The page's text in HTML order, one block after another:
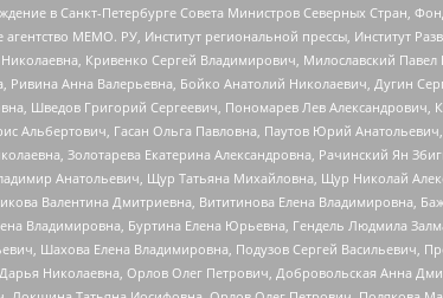
в Санкт-Петербурге Совета Министров Северных Стран,
МЕМО. РУ, Институт региональной прессы, Институт
Николаевна, Кривенко Сергей Владимирович, Милославский
Ривина Анна Валерьевна, Бойко Анатолий Николаевич, Дугин
Шведов Григорий Сергеевич, Пономарев Лев Александрович,
Альбертович, Гасан Ольга Павловна, Паутов Юрий
Золотарева Екатерина Александровна, Рачинский Ян
Анатольевич, Щур Татьяна Михайловна, Щур Николай
Валентина Дмитриевна, Вититинова Елена Владимировна,
Владимировна, Буртина Елена Юрьевна, Гендель Людмила
Шахова Елена Владимировна, Подузов Сергей Васильевич,
Николаевна, Орлов Олег Петрович, Добровольская Анна